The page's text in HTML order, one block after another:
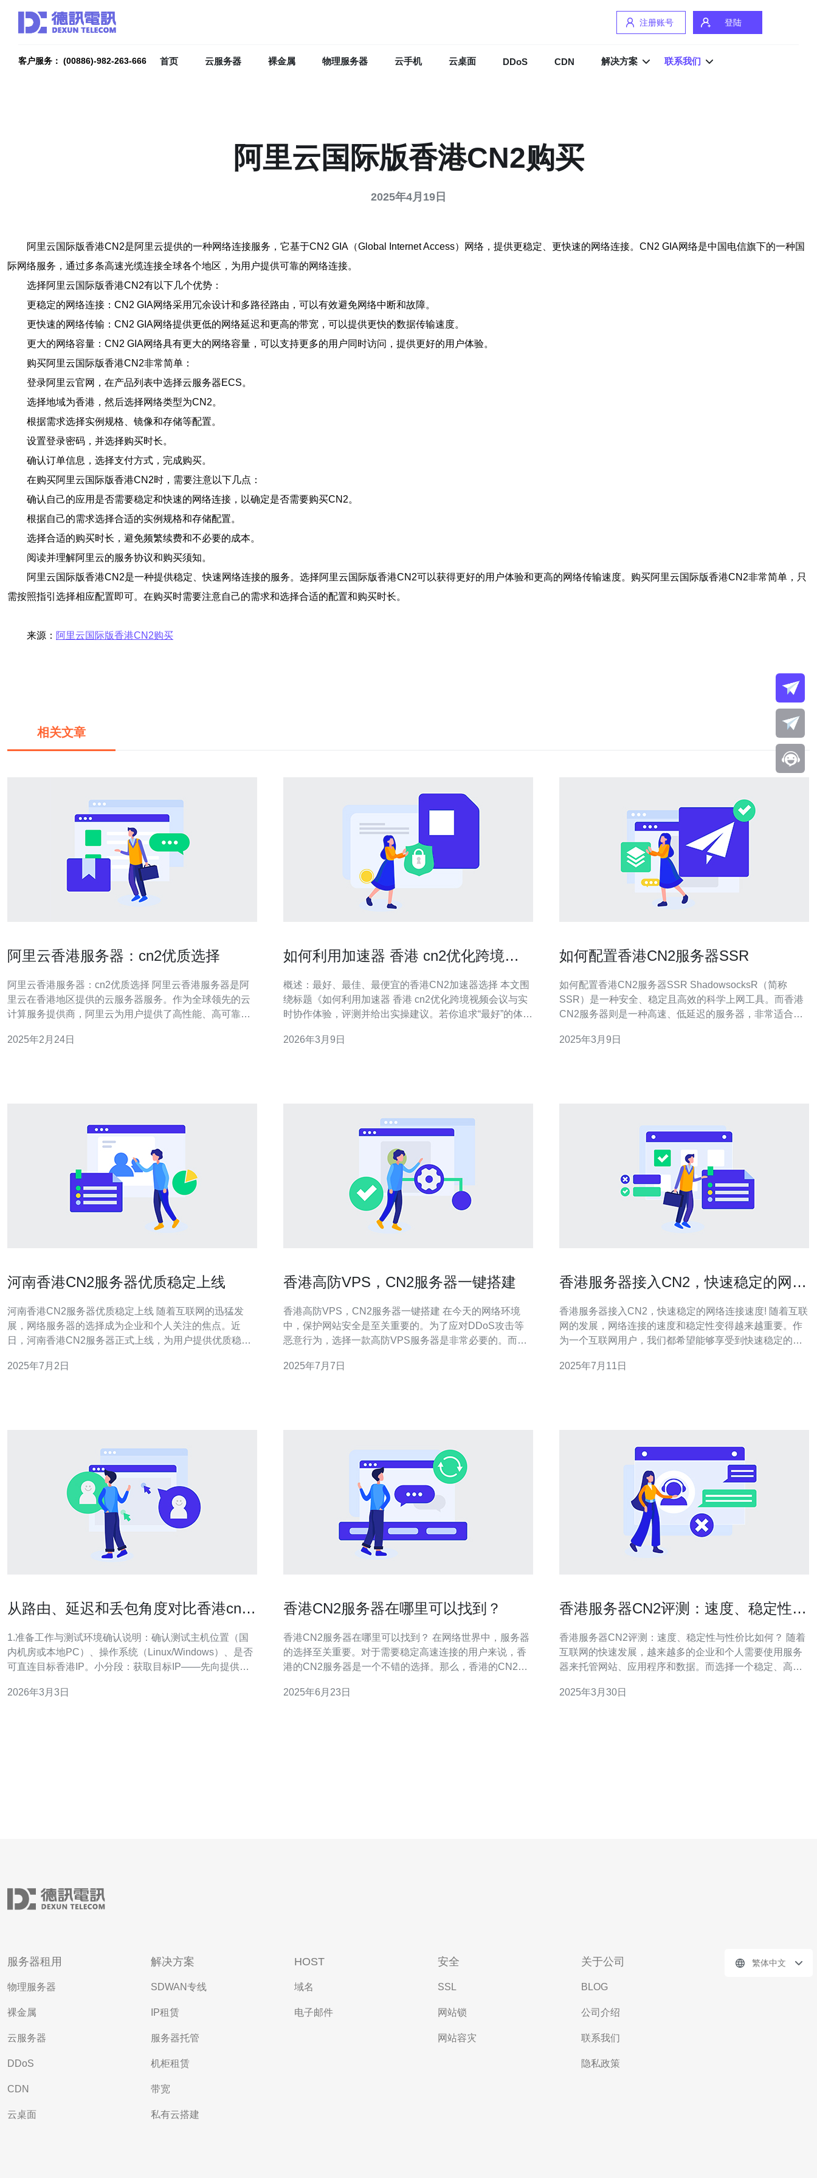
注册账号 登陆
客户服务： (00886)-982-263-666 首页 云服务器 裸金属 物理服务器 云手机 云桌面 DDoS CDN 解决方案 联系我们
阿里云国际版香港CN2购买
2025年4月19日
阿里云国际版香港CN2是阿里云提供的一种网络连接服务，它基于CN2 GIA（Global Internet Access）网络，提供更稳定、更快速的网络连接。CN2 GIA网络是中国电信旗下的一种国
际网络服务，通过多条高速光缆连接全球各个地区，为用户提供可靠的网络连接。
选择阿里云国际版香港CN2有以下几个优势：
更稳定的网络连接：CN2 GIA网络采用冗余设计和多路径路由，可以有效避免网络中断和故障。
更快速的网络传输：CN2 GIA网络提供更低的网络延迟和更高的带宽，可以提供更快的数据传输速度。
更大的网络容量：CN2 GIA网络具有更大的网络容量，可以支持更多的用户同时访问，提供更好的用户体验。
购买阿里云国际版香港CN2非常简单：
登录阿里云官网，在产品列表中选择云服务器ECS。
选择地域为香港，然后选择网络类型为CN2。
根据需求选择实例规格、镜像和存储等配置。
设置登录密码，并选择购买时长。
确认订单信息，选择支付方式，完成购买。
在购买阿里云国际版香港CN2时，需要注意以下几点：
确认自己的应用是否需要稳定和快速的网络连接，以确定是否需要购买CN2。
根据自己的需求选择合适的实例规格和存储配置。
选择合适的购买时长，避免频繁续费和不必要的成本。
阅读并理解阿里云的服务协议和购买须知。
阿里云国际版香港CN2是一种提供稳定、快速网络连接的服务。选择阿里云国际版香港CN2可以获得更好的用户体验和更高的网络传输速度。购买阿里云国际版香港CN2非常简单，只
需按照指引选择相应配置即可。在购买时需要注意自己的需求和选择合适的配置和购买时长。
来源： 阿里云国际版香港CN2购买
相关文章
阿里云香港服务器：cn2优质选择
阿里云香港服务器：cn2优质选择 阿里云香港服务器是阿
里云在香港地区提供的云服务器服务。作为全球领先的云
计算服务提供商，阿里云为用户提供了高性能、高可靠性
能和可靠性在用户中享有盛誉。 阿里云香港服务器有许多
2025年2月24日
如何利用加速器 香港 cn2优化跨境视
概述：最好、最佳、最便宜的香港CN2加速器选择 本文围
绕标题《如何利用加速器 香港 cn2优化跨境视频会议与实
时协作体验，评测并给出实操建议。若你追求“最好”的体
能服务器，追求“最佳性价比”则考虑CN2共享骨干+边缘加
2026年3月9日
如何配置香港CN2服务器SSR
如何配置香港CN2服务器SSR ShadowsocksR（简称
SSR）是一种安全、稳定且高效的科学上网工具。而香港
CN2服务器则是一种高速、低延迟的服务器，非常适合用
2025年3月9日
河南香港CN2服务器优质稳定上线
河南香港CN2服务器优质稳定上线 随着互联网的迅猛发
展，网络服务器的选择成为企业和个人关注的焦点。近
日，河南香港CN2服务器正式上线，为用户提供优质稳定
港CN2服务器采用最新的硬件设备，配备高性能处理器和
2025年7月2日
香港高防VPS，CN2服务器一键搭建
香港高防VPS，CN2服务器一键搭建 在今天的网络环境
中，保护网站安全是至关重要的。为了应对DDoS攻击等
恶意行为，选择一款高防VPS服务器是非常必要的。而在
文将介绍如何一键搭建香港高防VPS和CN2服务器。 首
2025年7月7日
香港服务器接入CN2，快速稳定的网络
香港服务器接入CN2，快速稳定的网络连接速度! 随着互联
网的发展，网络连接的速度和稳定性变得越来越重要。作
为一个互联网用户，我们都希望能够享受到快速稳定的网
CN2网络，正是为了满足用户对网络连接速度和稳定性的
2025年7月11日
从路由、延迟和丢包角度对比香港cn2
1.准备工作与测试环境确认说明：确认测试主机位置（国
内机房或本地PC）、操作系统（Linux/Windows）、是否
可直连目标香港IP。小分段：获取目标IP——先向提供商
具准备——Linux: traceroute/mtr/ping/iperf3/hping3，
2026年3月3日
香港CN2服务器在哪里可以找到？
香港CN2服务器在哪里可以找到？ 在网络世界中，服务器
的选择至关重要。对于需要稳定高速连接的用户来说，香
港的CN2服务器是一个不错的选择。那么，香港的CN2服
CN2服务器是指使用了中国电信的CN2网络直连的服务
2025年6月23日
香港服务器CN2评测：速度、稳定性与
香港服务器CN2评测：速度、稳定性与性价比如何？ 随着
互联网的快速发展，越来越多的企业和个人需要使用服务
器来托管网站、应用程序和数据。而选择一个稳定、高
在香港地区，CN2服务器备受关注，今天我们就来进行一
2025年3月30日
服务器租用
物理服务器
裸金属
云服务器
DDoS
CDN
云桌面
解决方案
SDWAN专线
IP租赁
服务器托管
机柜租赁
带宽
私有云搭建
HOST
域名
电子邮件
安全
SSL
网站锁
网站容灾
关于公司
BLOG
公司介绍
联系我们
隐私政策
繁体中文